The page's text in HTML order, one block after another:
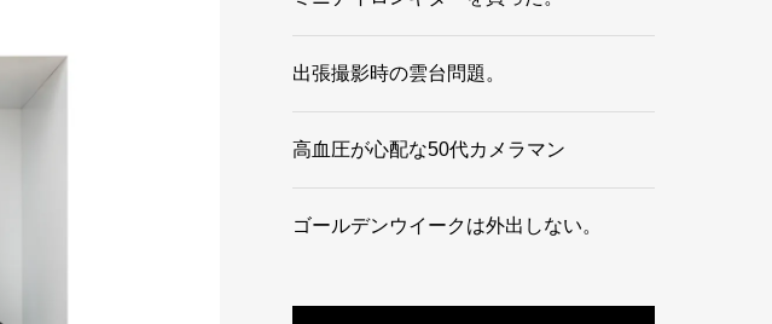
出張撮影時の雲台問題。
高血圧が心配な50代カメラマン
ゴールデンウイークは外出しない。